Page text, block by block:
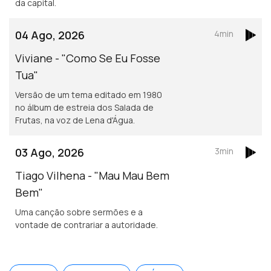
da capital.
04 Ago, 2026
Viviane - "Como Se Eu Fosse
Tua"
Versão de um tema editado em 1980
no álbum de estreia dos Salada de
Frutas, na voz de Lena d'Água.
4min
03 Ago, 2026
Tiago Vilhena - "Mau Mau Bem
Bem"
Uma canção sobre sermões e a
vontade de contrariar a autoridade.
3min